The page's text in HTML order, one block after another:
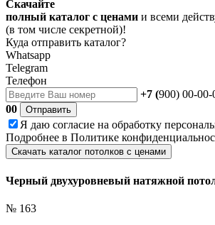
Скачайте
полный каталог с ценами и всеми
(в том числе секретной)!
Куда отправить каталог?
Whatsapp
Telegram
Телефон
+7 (900) 00-00-
00
Отправить
Я даю согласие на обработку
Подробнее в Политике
Скачать каталог потолков с ценами
Черный двухуровневый натяжной
№ 163